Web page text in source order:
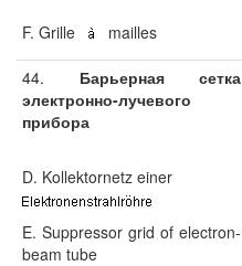
F. Grille
mailles
44. Барьерная сетка
электронно-лучевого
прибора
D. Kollektornetz einer
E. Suppressor grid of electron-
beam tube